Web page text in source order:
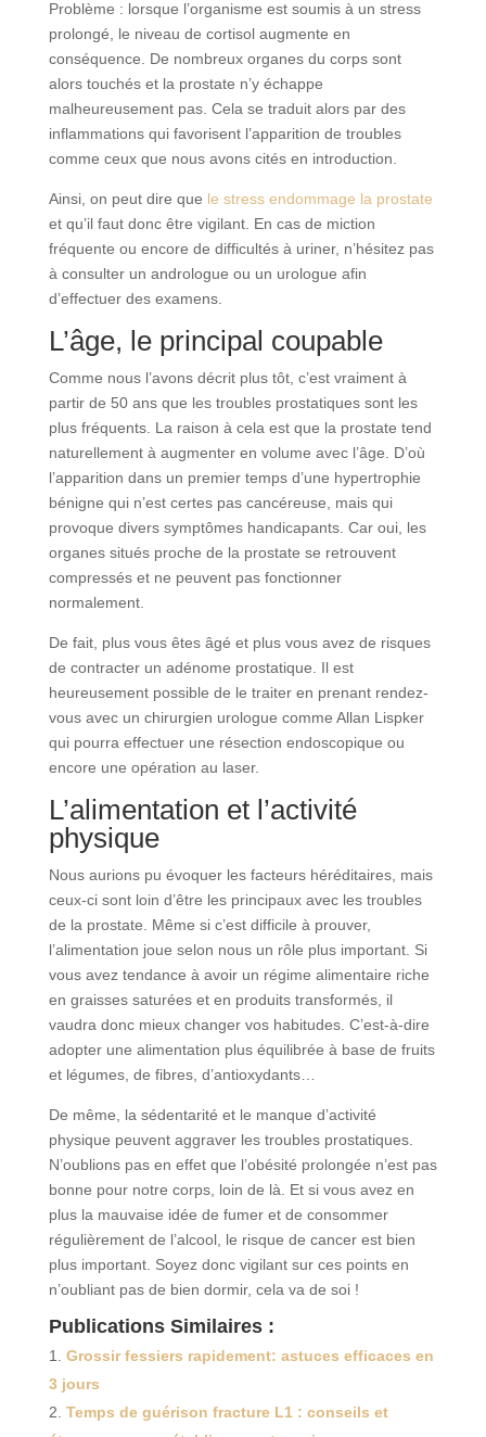
Problème : lorsque l’organisme est soumis à un stress
prolongé, le niveau de cortisol augmente en
conséquence. De nombreux organes du corps sont
alors touchés et la prostate n’y échappe
malheureusement pas. Cela se traduit alors par des
inflammations qui favorisent l’apparition de troubles
comme ceux que nous avons cités en introduction.
Ainsi, on peut dire que le stress endommage la prostate
et qu’il faut donc être vigilant. En cas de miction
fréquente ou encore de difficultés à uriner, n’hésitez pas
à consulter un andrologue ou un urologue afin
d’effectuer des examens.
L’âge, le principal coupable
Comme nous l’avons décrit plus tôt, c’est vraiment à
partir de 50 ans que les troubles prostatiques sont les
plus fréquents. La raison à cela est que la prostate tend
naturellement à augmenter en volume avec l’âge. D’où
l’apparition dans un premier temps d’une hypertrophie
bénigne qui n’est certes pas cancéreuse, mais qui
provoque divers symptômes handicapants. Car oui, les
organes situés proche de la prostate se retrouvent
compressés et ne peuvent pas fonctionner
normalement.
De fait, plus vous êtes âgé et plus vous avez de risques
de contracter un adénome prostatique. Il est
heureusement possible de le traiter en prenant rendez-
vous avec un chirurgien urologue comme Allan Lispker
qui pourra effectuer une résection endoscopique ou
encore une opération au laser.
L’alimentation et l’activité
physique
Nous aurions pu évoquer les facteurs héréditaires, mais
ceux-ci sont loin d’être les principaux avec les troubles
de la prostate. Même si c’est difficile à prouver,
l’alimentation joue selon nous un rôle plus important. Si
vous avez tendance à avoir un régime alimentaire riche
en graisses saturées et en produits transformés, il
vaudra donc mieux changer vos habitudes. C’est-à-dire
adopter une alimentation plus équilibrée à base de fruits
et légumes, de fibres, d’antioxydants…
De même, la sédentarité et le manque d’activité
physique peuvent aggraver les troubles prostatiques.
N’oublions pas en effet que l’obésité prolongée n’est pas
bonne pour notre corps, loin de là. Et si vous avez en
plus la mauvaise idée de fumer et de consommer
régulièrement de l’alcool, le risque de cancer est bien
plus important. Soyez donc vigilant sur ces points en
n’oubliant pas de bien dormir, cela va de soi !
Publications Similaires :
Grossir fessiers rapidement: astuces efficaces en
3 jours
Temps de guérison fracture L1 : conseils et